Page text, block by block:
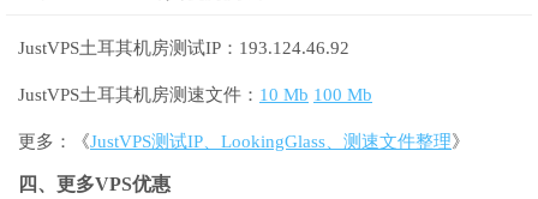
JustVPS土耳其机房测试IP：193.124.46.92
JustVPS土耳其机房测速文件： 10 Mb 100 Mb
更多：《JustVPS测试IP、LookingGlass、测速文件整理》
四、更多VPS优惠